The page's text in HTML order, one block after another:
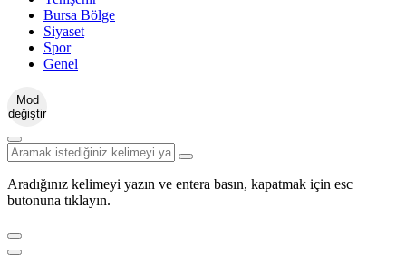
Bursa Bölge
Siyaset
Spor
Genel
Mod
değiştir
Aradığınız kelimeyi yazın ve entera basın, kapatmak için esc
butonuna tıklayın.